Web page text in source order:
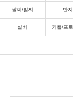
팔찌/발찌 반지
실버 커플/프